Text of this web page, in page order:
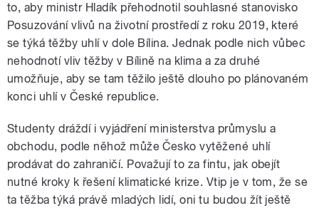
to, aby ministr Hladík přehodnotil souhlasné stanovisko
Posuzování vlivů na životní prostředí z roku 2019, které
se týká těžby uhlí v dole Bílina. Jednak podle nich vůbec
nehodnotí vliv těžby v Bílině na klima a za druhé
umožňuje, aby se tam těžilo ještě dlouho po plánovaném
konci uhlí v České republice.
Studenty dráždí i vyjádření ministerstva průmyslu a
obchodu, podle něhož může Česko vytěžené uhlí
prodávat do zahraničí. Považují to za fintu, jak obejít
nutné kroky k řešení klimatické krize. Vtip je v tom, že se
ta těžba týká právě mladých lidí, oni tu budou žít ještě